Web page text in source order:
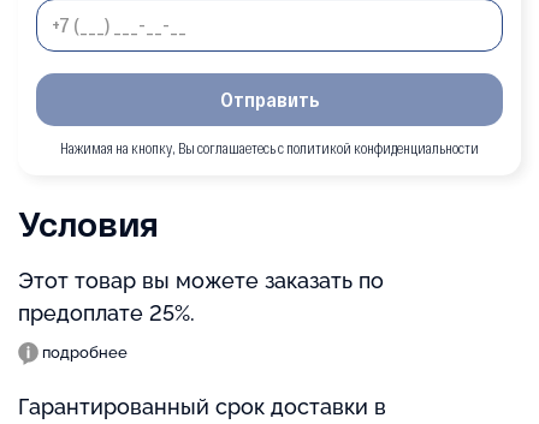
Отправить
Нажимая на кнопку, Вы соглашаетесь с политикой конфиденциальности
Условия
Этот товар вы можете заказать по
предоплате 25%.
подробнее
Гарантированный срок доставки в